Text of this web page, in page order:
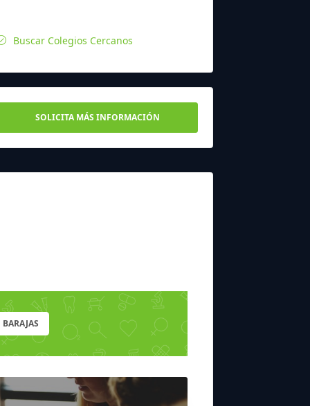
Buscar Colegios Cercanos
SOLICITA MÁS INFORMACIÓN